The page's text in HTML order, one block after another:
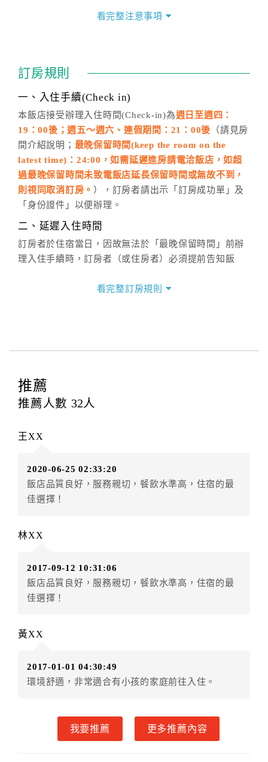
價」之當日價格為標準。
話方式異動訂單。
※非客服時間之申辦異動，皆為次日計算及辦理。
五、客服時間
週一至週日，上午9:00～晚上6:00
六、聯絡方式
週一至週日：客服聯絡單、LINE@、電話：
(07)9682715 。
看完整注意事項
訂房規則
一、入住手續(Check in)
本飯店接受辦理入住時間(Check-in)為週日至週四：
19：00後；週五～週六、連假期間：21：00後 （請見房
間介紹說明； 最晚保留時間(keep the room on the
latest time)：24:00，如需延遲進房請電洽飯店，如超
過最晚保留時間未致電飯店延長保留時間或無故不到，
則視同取消訂房。 ），訂房者請出示「訂房成功單」及
「身份證件」以便辦理。
二、延遲入住時間
訂房者於住宿當日，因故無法於「最晚保留時間」前辦
理入住手續時，訂房者（或住房者）必須提前告知飯
住手續，則視訂房者（及住房者）無條件放棄訂單（住
四、訂單異動
訂房者應於 入住前2日
每筆訂單異動限定
訂單異動後，訂單費用總計大於原訂單費用總計時，訂
房者應補足差額。（限原訂飯店）
訂單異動後，訂單費用總計小於原訂單費用總計時，訂
五、保留住宿權益(保留住房)
額3個月限原訂飯店），異動完成後不得辦理取消退款。
（提出申辦日為保留起算日）
．訂房者使用「保留住宿金額」時，請注意！為避免飯
件放棄訂單（住宿權益）。 （限原訂飯店使用）
．訂單異動後，訂單費用總計大於原訂單費用總計時，
訂房者不得要求退其差額。限原訂飯店
六、取消訂單
看完整訂房規則
推薦
推薦人數 32人
王XX
2020-06-25 02:33:20
飯店品質良好，服務親切，餐飲水準高，住宿的最
佳選擇！
林XX
2017-09-12 10:31:06
飯店品質良好，服務親切，餐飲水準高，住宿的最
佳選擇！
黃XX
2017-01-01 04:30:49
環境舒適，非常適合有小孩的家庭前往入住。
我要推薦 更多推薦內容